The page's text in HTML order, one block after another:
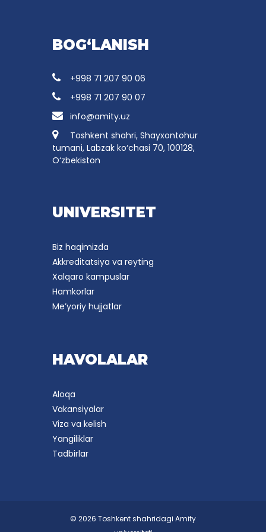
BOG‘LANISH
+998 71 207 90 06
+998 71 207 90 07
info@amity.uz
Toshkent shahri, Shayxontohur
tumani, Labzak ko‘chasi 70, 100128,
O‘zbekiston
UNIVERSITET
Biz haqimizda
Akkreditatsiya va reyting
Xalqaro kampuslar
Hamkorlar
Me’yoriy hujjatlar
HAVOLALAR
Aloqa
Vakansiyalar
Viza va kelish
Yangiliklar
Tadbirlar
© 2026 Toshkent shahridagi Amity